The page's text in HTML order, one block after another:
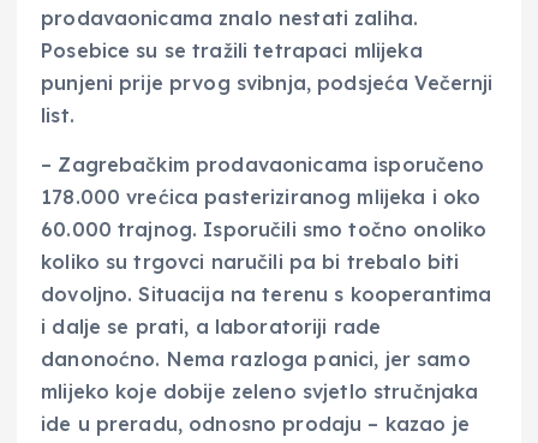
prodavaonicama znalo nestati zaliha.
Posebice su se tražili tetrapaci mlijeka
punjeni prije prvog svibnja, podsjeća Večernji
list.
– Zagrebačkim prodavaonicama isporučeno
178.000 vrećica pasteriziranog mlijeka i oko
60.000 trajnog. Isporučili smo točno onoliko
koliko su trgovci naručili pa bi trebalo biti
dovoljno. Situacija na terenu s kooperantima
i dalje se prati, a laboratoriji rade
danonoćno. Nema razloga panici, jer samo
mlijeko koje dobije zeleno svjetlo stručnjaka
ide u preradu, odnosno prodaju – kazao je